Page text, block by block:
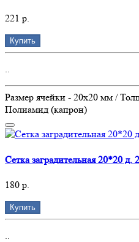
221 р.
Купить
..
Размер ячейки - 20х20 мм /
Полиамид (капрон)
Сетка заградительная 20*20
180 р.
Купить
..